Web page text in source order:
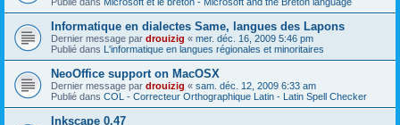
Informatique en dialectes Same, langues des Lapons
Dernier message par drouizig « mer. déc. 16, 2009 5:46 pm
Publié dans L'informatique en langues régionales et minoritaires
NeoOffice support on MacOSX
Dernier message par drouizig « sam. déc. 12, 2009 6:33 am
Publié dans COL - Correcteur Orthographique Latin - Latin Spell Checker
Inkscape 0.47